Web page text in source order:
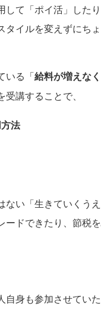
して「ポイ活」した
タイルを変えずにち
いる 「 給料が増えな
受講することで、
法
ない「生きていくう
ードできたり、節税
自身も参加させてい